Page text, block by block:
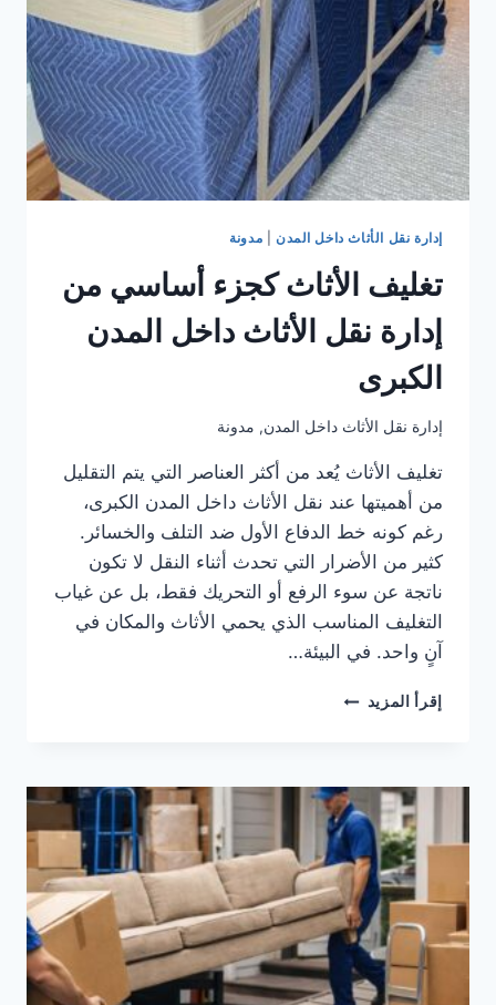
البيع
إدارة نقل الأثاث داخل المدن مدونة
تغليف الأثاث كجزء أساسي من
إدارة نقل الأثاث داخل المدن
الكبرى
إدارة نقل الأثاث داخل المدن, مدونة
تغليف الأثاث يُعد من أكثر العناصر التي يتم التقليل
من أهميتها عند نقل الأثاث داخل المدن الكبرى،
رغم كونه خط الدفاع الأول ضد التلف والخسائر.
كثير من الأضرار التي تحدث أثناء النقل لا تكون
ناتجة عن سوء الرفع أو التحريك فقط، بل عن غياب
التغليف المناسب الذي يحمي الأثاث والمكان في
آنٍ واحد. في البيئة…
إقرأ المزيد تغليف
من
إدارة
نقل
الأثاث
داخل
المدن
الكبرى